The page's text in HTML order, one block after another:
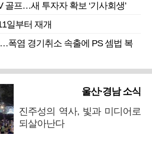
골프…새 투자자 확보 ‘기사회생’
일부터 재개
폭염 경기취소 속출에 PS 셈법 복
울산·경남 소식
진주성의 역사, 빛과 미디어로
되살아난다